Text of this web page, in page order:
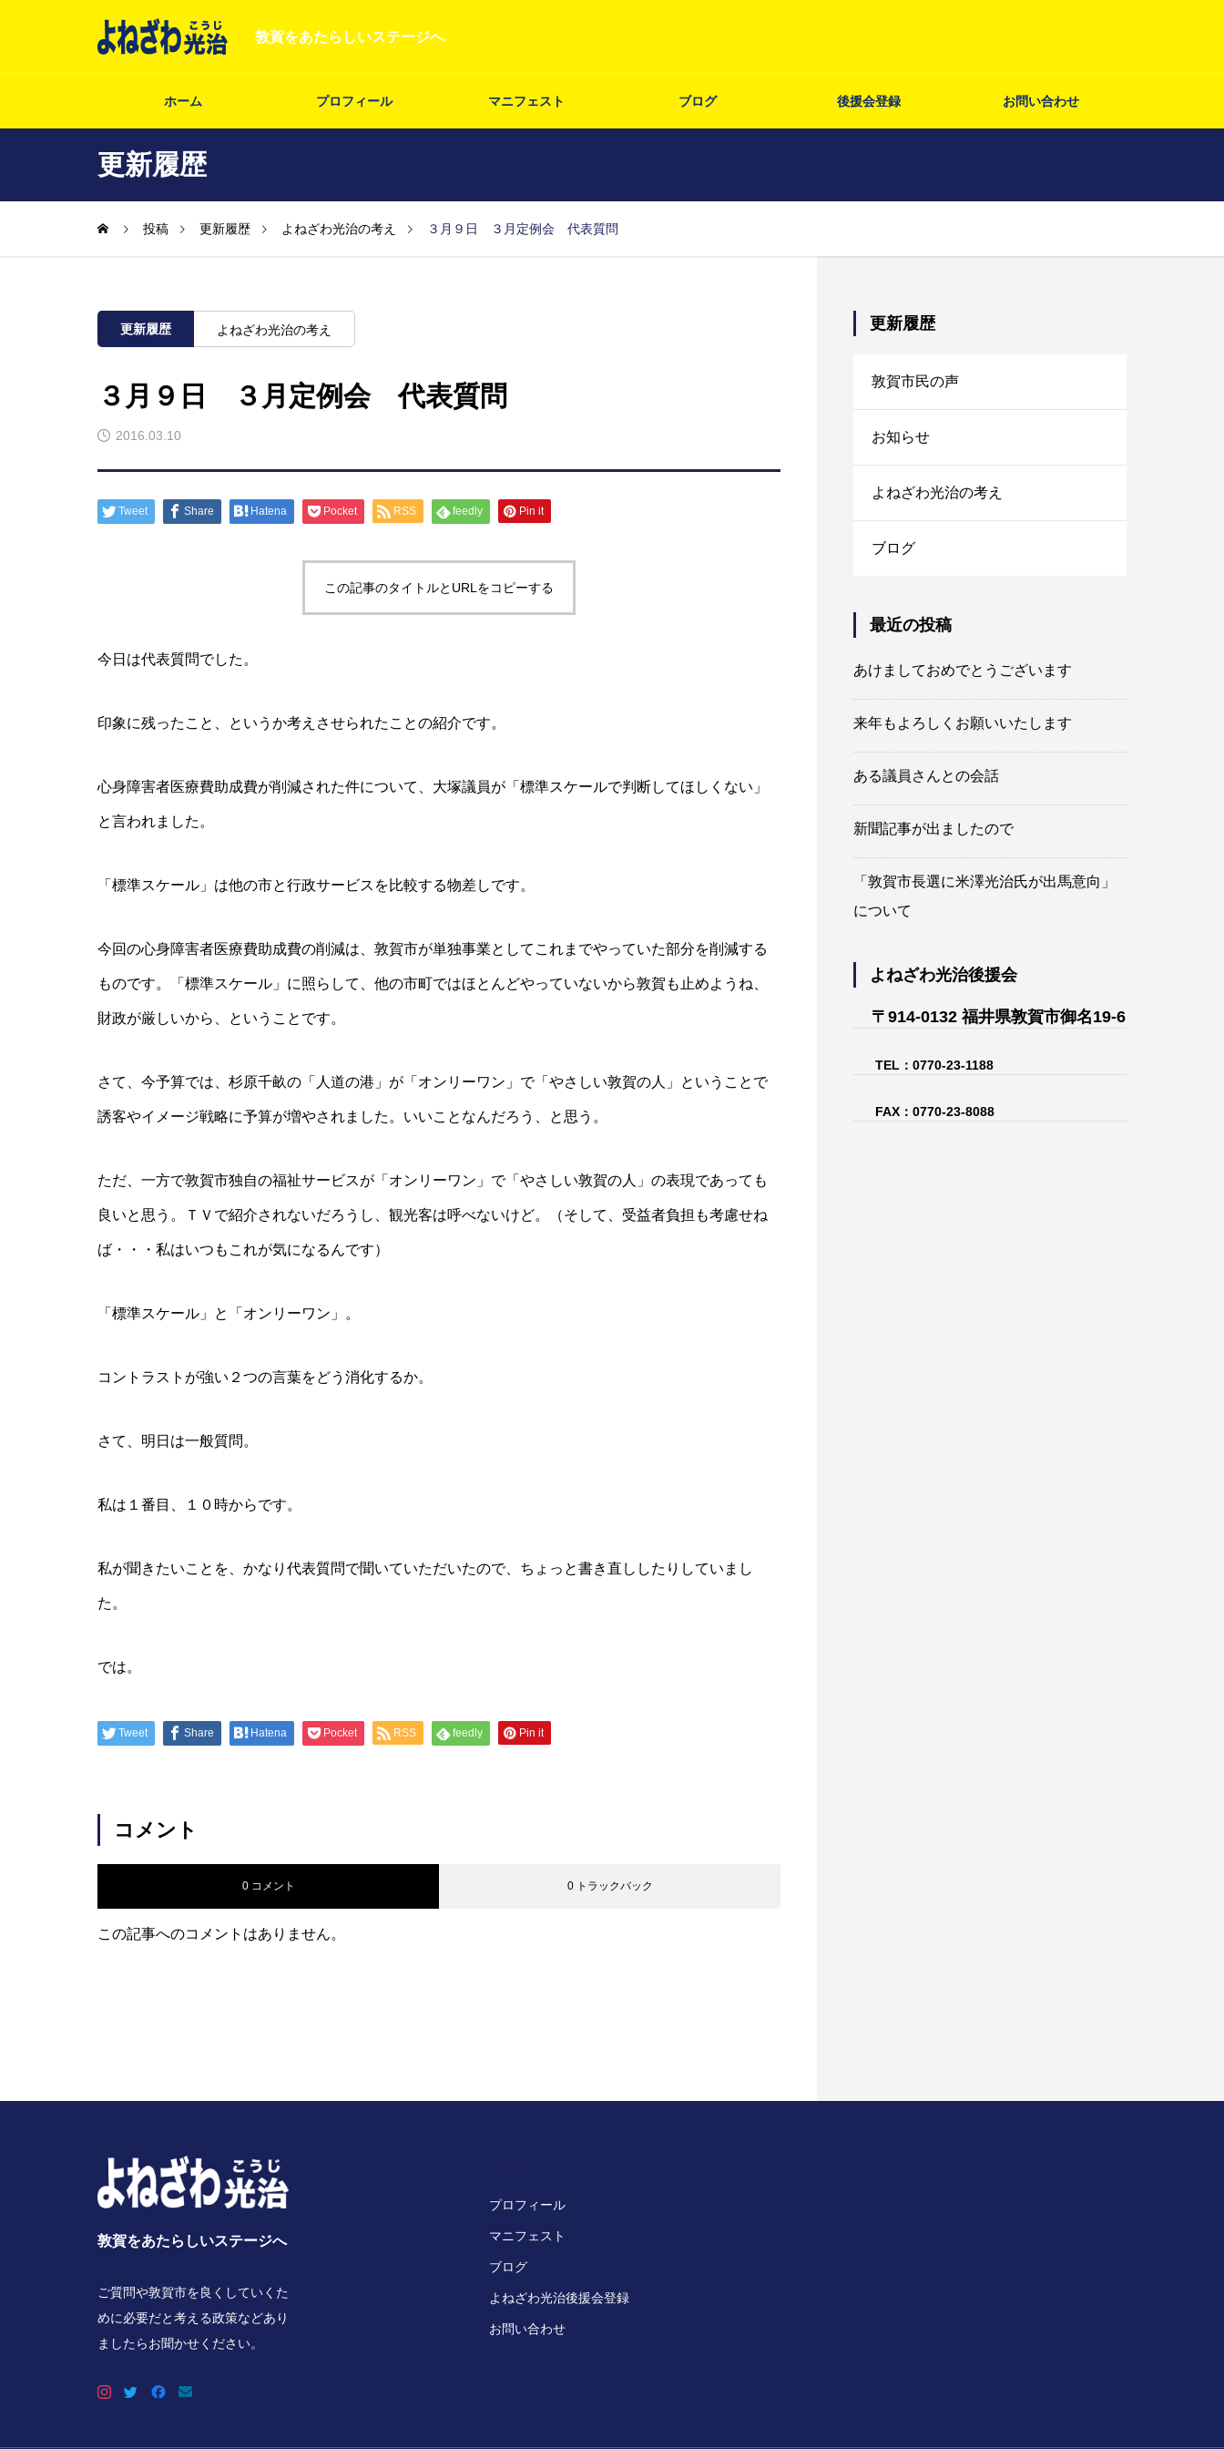
敦賀をあたらしいステージへ
ホーム プロフィール マニフェスト ブログ 後援会登録 お問い合わせ
更新履歴
投稿 更新履歴 よねざわ光治の考え ３月９日 ３月定例会 代表質問
更新履歴 よねざわ光治の考え
３月９日 ３月定例会 代表質問
2016.03.10
Tweet Share Hatena Pocket RSS feedly Pin it
この記事のタイトルとURLをコピーする
今日は代表質問でした。
印象に残ったこと、というか考えさせられたことの紹介です。
心身障害者医療費助成費が削減された件について、大塚議員が「標準スケールで判断してほしくない」
と言われました。
「標準スケール」は他の市と行政サービスを比較する物差しです。
今回の心身障害者医療費助成費の削減は、敦賀市が単独事業としてこれまでやっていた部分を削減する
ものです。「標準スケール」に照らして、他の市町ではほとんどやっていないから敦賀も止めようね、
財政が厳しいから、ということです。
さて、今予算では、杉原千畝の「人道の港」が「オンリーワン」で「やさしい敦賀の人」ということで
誘客やイメージ戦略に予算が増やされました。いいことなんだろう、と思う。
ただ、一方で敦賀市独自の福祉サービスが「オンリーワン」で「やさしい敦賀の人」の表現であっても
良いと思う。ＴＶで紹介されないだろうし、観光客は呼べないけど。（そして、受益者負担も考慮せね
ば・・・私はいつもこれが気になるんです）
「標準スケール」と「オンリーワン」。
コントラストが強い２つの言葉をどう消化するか。
さて、明日は一般質問。
私は１番目、１０時からです。
私が聞きたいことを、かなり代表質問で聞いていただいたので、ちょっと書き直ししたりしていまし
た。
では。
Tweet Share Hatena Pocket RSS feedly Pin it
コメント
0 コメント 0 トラックバック
この記事へのコメントはありません。
更新履歴
敦賀市民の声
お知らせ
よねざわ光治の考え
ブログ
最近の投稿
あけましておめでとうございます
来年もよろしくお願いいたします
ある議員さんとの会話
新聞記事が出ましたので
「敦賀市長選に米澤光治氏が出馬意向」
について
よねざわ光治後援会
〒914-0132 福井県敦賀市御名19-6
TEL：0770-23-1188
FAX：0770-23-8088
プロフィール
マニフェスト
ブログ
よねざわ光治後援会登録
お問い合わせ
敦賀をあたらしいステージへ
ご質問や敦賀市を良くしていくた
めに必要だと考える政策などあり
ましたらお聞かせください。